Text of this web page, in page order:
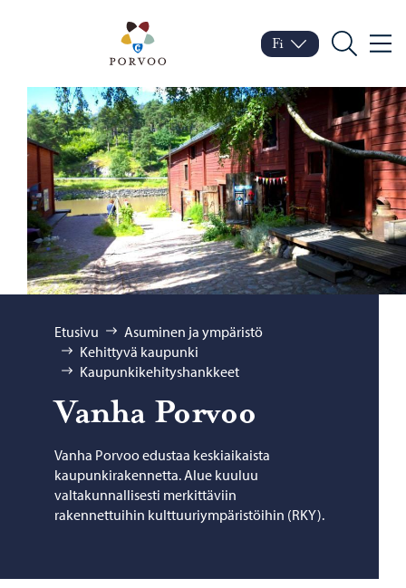
Porvoo – Siirry
Vaihda kieltä
Nykyinen kieli: Suomi
Fi
Hae
Selaa:
Etusivu
Asuminen ja ympäristö
Kehittyvä kaupunki
Kaupunkikehityshankkeet
Vanha Por­voo
Vanha Porvoo edustaa keskiaikaista
kaupunkirakennetta. Alue kuuluu
valtakunnallisesti merkittäviin
rakennettuihin kulttuuriympäristöihin (RKY).